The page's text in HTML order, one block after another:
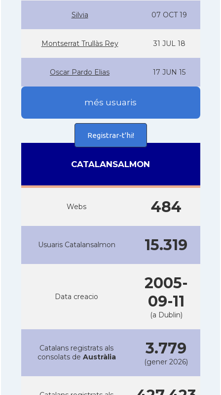
Silvia 07 OCT 19
Montserrat Trullàs Rey 31 JUL 18
Oscar Pardo Elias 17 JUN 15
més usuaris
Registrar-t'hi!
CATALANSALMON
Webs 484
Usuaris Catalansalmon 15.319
Data creacio
2005-
09-11
(a Dublin)
Catalans registrats als
consolats de Austràlia 3.779
(gener 2026)